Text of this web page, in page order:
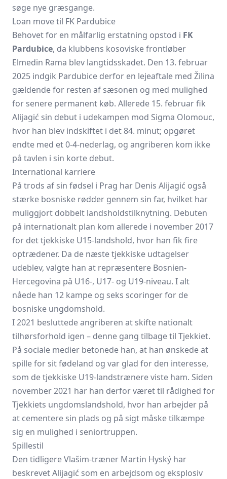
søge nye græsgange.
Loan move til FK Pardubice
Behovet for en målfarlig erstatning opstod i FK
Pardubice, da klubbens kosoviske frontløber
Elmedin Rama blev langtidsskadet. Den 13. februar
2025 indgik Pardubice derfor en lejeaftale med Žilina
gældende for resten af sæsonen og med mulighed
for senere permanent køb. Allerede 15. februar fik
Alijagić sin debut i udekampen mod Sigma Olomouc,
hvor han blev indskiftet i det 84. minut; opgøret
endte med et 0-4-nederlag, og angriberen kom ikke
på tavlen i sin korte debut.
International karriere
På trods af sin fødsel i Prag har Denis Alijagić også
stærke bosniske rødder gennem sin far, hvilket har
muliggjort dobbelt landsholdstilknytning. Debuten
på internationalt plan kom allerede i november 2017
for det tjekkiske U15-landshold, hvor han fik fire
optrædener. Da de næste tjekkiske udtagelser
udeblev, valgte han at repræsentere Bosnien-
Hercegovina på U16-, U17- og U19-niveau. I alt
nåede han 12 kampe og seks scoringer for de
bosniske ungdomshold.
I 2021 besluttede angriberen at skifte nationalt
tilhørsforhold igen – denne gang tilbage til Tjekkiet.
På sociale medier betonede han, at han ønskede at
spille for sit fødeland og var glad for den interesse,
som de tjekkiske U19-landstrænere viste ham. Siden
november 2021 har han derfor været til rådighed for
Tjekkiets ungdomslandshold, hvor han arbejder på
at cementere sin plads og på sigt måske tilkæmpe
sig en mulighed i seniortruppen.
Spillestil
Den tidligere Vlašim-træner Martin Hyský har
beskrevet Alijagić som en arbejdsom og eksplosiv